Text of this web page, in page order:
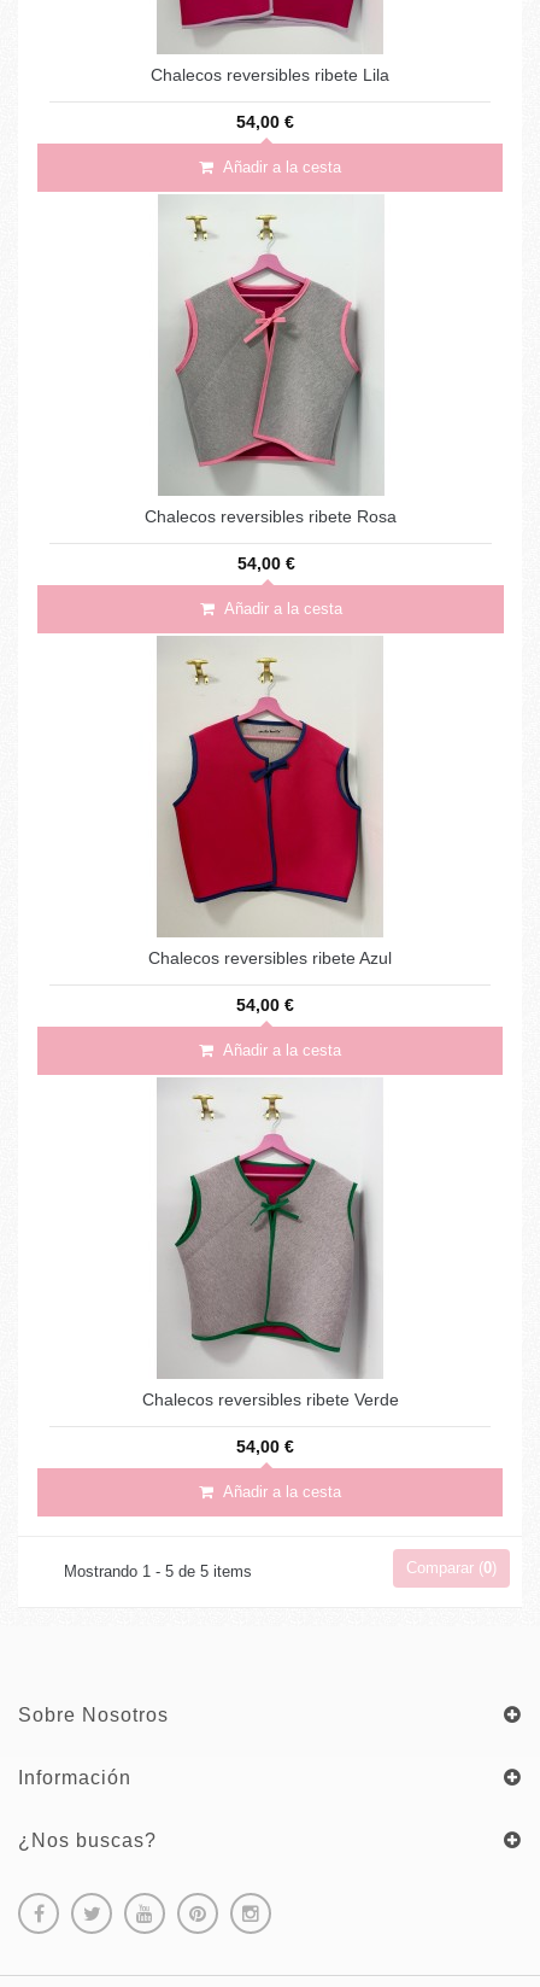
Chalecos reversibles ribete Lila
54,00 €
Añadir a la cesta
Chalecos reversibles ribete Rosa
54,00 €
Añadir a la cesta
Chalecos reversibles ribete Azul
54,00 €
Añadir a la cesta
Chalecos reversibles ribete Verde
54,00 €
Añadir a la cesta
Mostrando 1 - 5 de 5 items Comparar (0)
Sobre Nosotros
Información
¿Nos buscas?